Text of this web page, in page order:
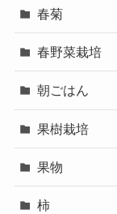
春菊
春野菜栽培
朝ごはん
果樹栽培
果物
柿